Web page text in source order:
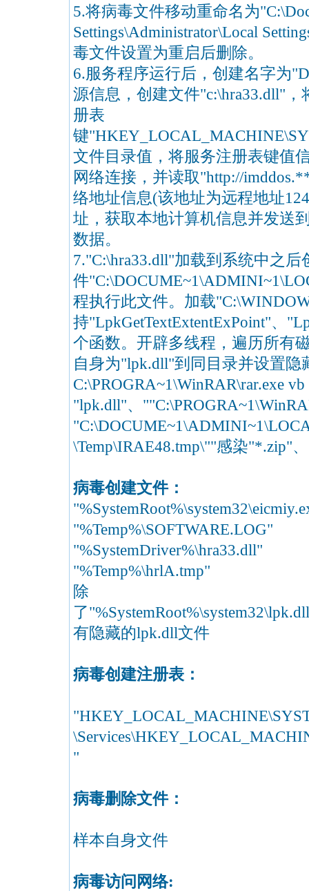
5.将病毒文件移动重命名为
Settings\Administrator\Local
毒文件设置为重启后删除。
6.服务程序运行后，创建名字为
源信息，创建文件"c:\hra33.dll"
册表
键
文件目录值，将服务注册表键值
网络连接，并读取"http://
络地址信息(该地址为远程地址
址，获取本地计算机信息并发送
数据。
7."C:\hra33.dll"加载到系统中之后
件
程执行此文件。加载
持"LpkGetTextExtentExPoint"、
个函数。开辟多线程，遍历所有
自身为"lpk.dll"到同目录并设置隐
C:\PROGRA~1\WinRAR\rar.exe
"lpk.dll"、
\Temp\IRAE48.tmp\""感染"*.zip"
病毒创建文件：
"%Temp%\SOFTWARE.LOG"
"%SystemDriver%\hra33.dll"
"%Temp%\hrlA.tmp"
除
了
有隐藏的lpk.dll文件
病毒创建注册表：
"
病毒删除文件：
样本自身文件
病毒访问网络: